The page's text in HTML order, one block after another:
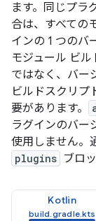
ます。同じプラ
合は、すべての
インの 1 つのバ
モジュール ビ
ではなく、バー
ビルドスクリプ
要があります。
ラグインのバー
使用しません。
plugins ブロ
Kotlin